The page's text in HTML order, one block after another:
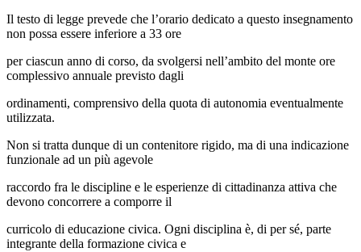
Il testo di legge prevede che l’orario dedicato a questo insegnamento
non possa essere inferiore a 33 ore
per ciascun anno di corso, da svolgersi nell’ambito del monte ore
complessivo annuale previsto dagli
ordinamenti, comprensivo della quota di autonomia eventualmente
utilizzata.
Non si tratta dunque di un contenitore rigido, ma di una indicazione
funzionale ad un più agevole
raccordo fra le discipline e le esperienze di cittadinanza attiva che
devono concorrere a comporre il
curricolo di educazione civica. Ogni disciplina è, di per sé, parte
integrante della formazione civica e